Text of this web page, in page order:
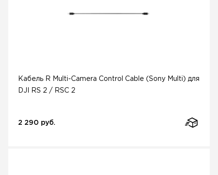
Кабель R Multi-Camera Control Cable (Sony Multi) для
DJI RS 2 / RSC 2
2 290 руб.